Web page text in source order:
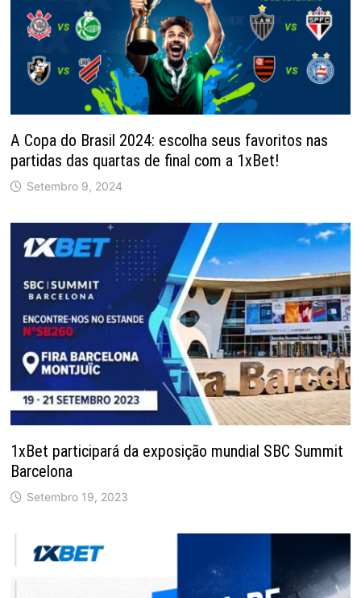
A Copa do Brasil 2024: escolha seus favoritos nas
partidas das quartas de final com a 1xBet!
Setembro 9, 2024
1xBet participará da exposição mundial SBC Summit
Barcelona
Setembro 19, 2023